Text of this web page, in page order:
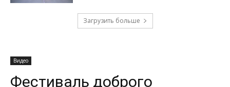
Загрузить больше